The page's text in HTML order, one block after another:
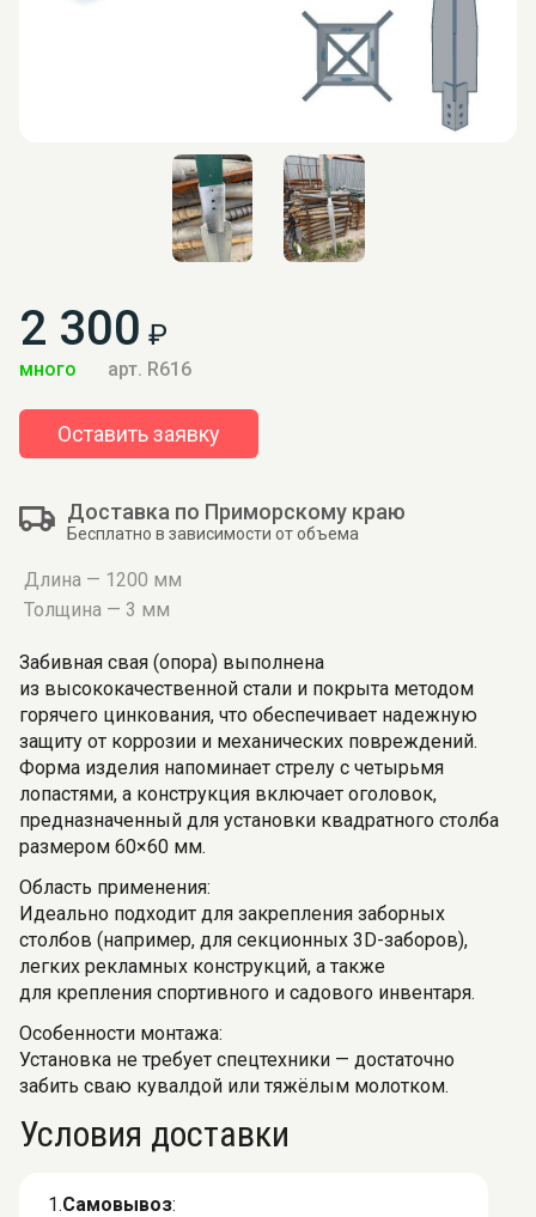
2 300 ₽
много арт. R616
Оставить заявку
Доставка по Приморскому краю
Бесплатно в зависимости от объема
Длина — 1200 мм
Толщина — 3 мм
Забивная свая (опора) выполнена
из высококачественной стали и покрыта методом
горячего цинкования, что обеспечивает надежную
защиту от коррозии и механических повреждений.
Форма изделия напоминает стрелу с четырьмя
лопастями, а конструкция включает оголовок,
предназначенный для установки квадратного столба
размером 60×60 мм.
Область применения:
Идеально подходит для закрепления заборных
столбов (например, для секционных 3D-заборов),
легких рекламных конструкций, а также
для крепления спортивного и садового инвентаря.
Особенности монтажа:
Установка не требует спецтехники — достаточно
забить сваю кувалдой или тяжёлым молотком.
Условия доставки
1.Самовывоз: